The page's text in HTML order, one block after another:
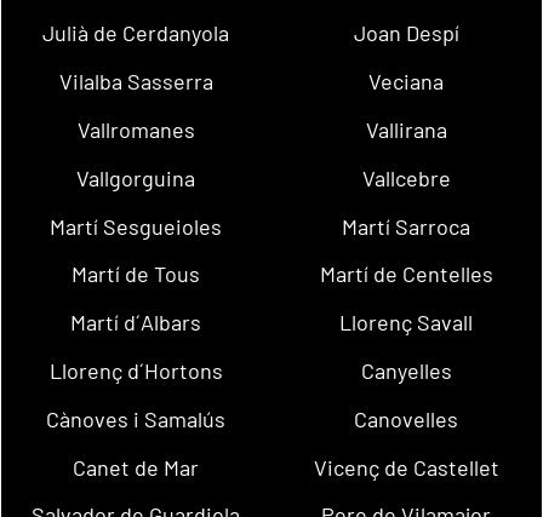
Julià de Cerdanyola
Joan Despí
Vilalba Sasserra
Veciana
Vallromanes
Vallirana
Vallgorguina
Vallcebre
Martí Sesgueioles
Martí Sarroca
Martí de Tous
Martí de Centelles
Martí d´Albars
Llorenç Savall
Llorenç d´Hortons
Canyelles
Cànoves i Samalús
Canovelles
Canet de Mar
Vicenç de Castellet